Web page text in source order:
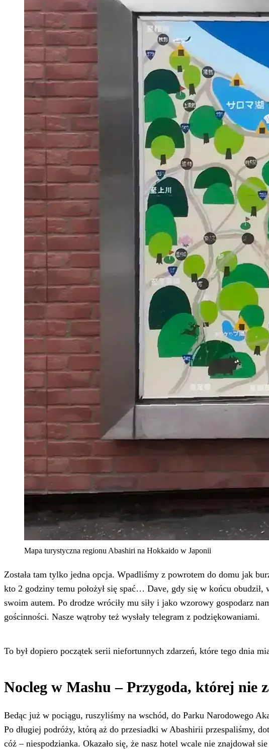
Mapa turystyczna regionu Abashiri na Hokkaido w Japonii
Została tam tylko jedna opcja. Wpadliśmy z powrotem do domu jak
kto 2 godziny temu położył się spać… Dave, gdy się w końcu obudził,
swoim autem. Po drodze wróciły mu siły i jako wzorowy gospodarz
gościnności. Nasze wątroby też wysłały telegram z podziękowaniami.
To był dopiero początek serii niefortunnych zdarzeń, które tego dnia
Nocleg w Mashu – Przygoda, której nie
Bedąc już w pociągu, ruszyliśmy na wschód, do Parku Narodowego
Po długiej podróży, którą aż do przesiadki w Abashirii przespaliśmy,
cóż – niespodzianka. Okazało się, że nasz hotel wcale nie znajdował